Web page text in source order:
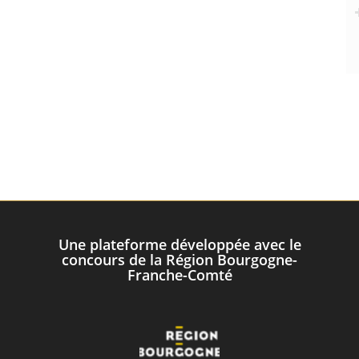
Une plateforme développée avec le
concours de la Région Bourgogne-
Franche-Comté